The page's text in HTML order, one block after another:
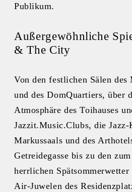
Publikum.
Außergewöhnliche
& The City
Von den festlichen Sälen des
und des DomQuartiers, über
Atmosphäre des Toihauses
Jazzit.Music.Clubs, die Jazz-
Markussaals und des
Getreidegasse bis zu den
herrlichen
Air-Juwelen des